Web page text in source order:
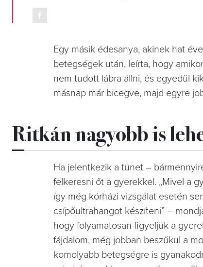
Egy másik édesanya, akinek hat
betegségek után, leírta, hogy
nem tudott lábra állni, és egyedül
másnap már bicegve, majd egyre
Ritkán nagyobb is
Ha jelentkezik a tünet –
felkeresni őt a gyerekkel. „Mivel a
így még kórházi vizsgálat esetén
csípőultrahangot készíteni” –
hogy folyamatosan figyeljük a
fájdalom, még jobban beszűkül a
komolyabb betegségre is